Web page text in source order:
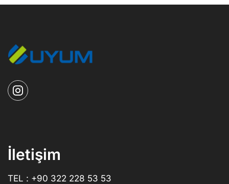
İletişim
TEL : +90 322 228 53 53